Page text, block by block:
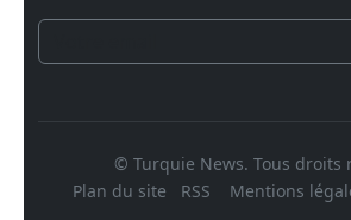
© Turquie News. Tous droits
Plan du site
RSS Mentions